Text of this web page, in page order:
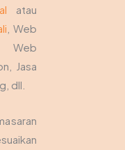
atau
, Web
Web
Jasa
dll.